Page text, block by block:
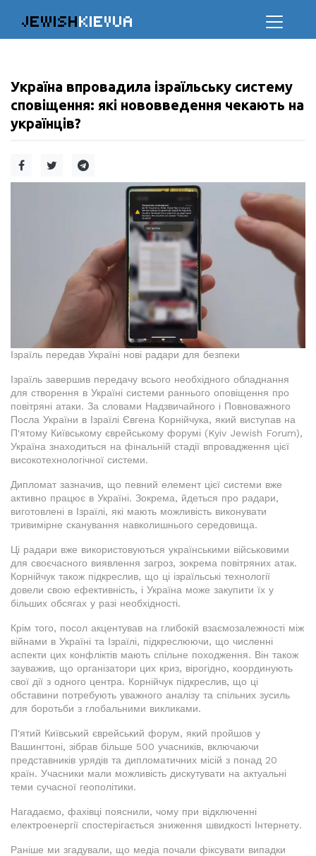
JEWISHKIEVUA
Україна впровадила ізраїльську систему
сповіщення: які нововведення чекають на
українців?
Ізраїль передав Україні нові радари для безпеки
Ізраїль завершив передачу всього необхідного обладнання
для створення в Україні системи раннього оповіщення про
повітряні атаки. За словами Надзвичайного і Повноважного
Посла України в Ізраїлі Євгена Корнійчука, який виступав на
П'ятому Київському єврейському форумі (Kyiv Jewish Forum),
Україна знаходиться на фінальній стадії впровадження цієї
високотехнологічної системи.
Дипломат зазначив, що певний елемент цієї системи вже
активно працює в Україні. Зокрема, йдеться про радари,
виготовлені в Ізраїлі, які мають можливість виконувати
тривимірне сканування навколишнього середовища.
Ці радари вже використовуються українськими військовими
для своєчасного виявлення загроз, зокрема повітряних атак.
Корнійчук також підкреслив, що ці ізраїльські технології
довели свою ефективність, і Україна може закупити їх у
більших обсягах у разі необхідності.
Крім того, посол акцентував на глибокій взаємозалежності між
війнами в Україні та Ізраїлі, підкреслюючи, що численні
аспекти цих конфліктів мають спільне походження. Він також
зауважив, що організатори цих криз, вірогідно, координують
свої дії з одного центра. Корнійчук підкреслив, що ці
обставини потребують уважного аналізу та спільних зусиль
для боротьби з глобальними викликами.
П'ятий Київський єврейський форум, який пройшов у
Вашингтоні, зібрав більше 500 учасників, включаючи
представників урядів та дипломатичних місій з понад 20
країн. Учасники мали можливість дискутувати на актуальні
теми сучасної геополітики.
Нагадаємо, фахівці пояснили, чому при відключенні
електроенергії спостерігається зниження швидкості Інтернету.
Раніше ми згадували, що медіа почали фіксувати випадки